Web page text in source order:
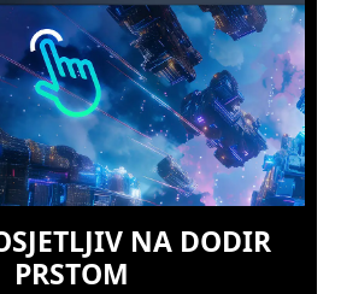
NA DODIR
PRSTOM